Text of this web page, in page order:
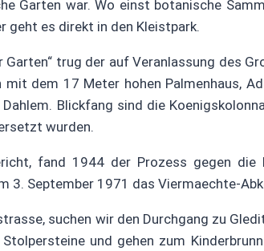
Garten war. Wo einst botanische
geht es direkt in den Kleistpark.
Garten“ trug der auf Veranlassung des
mit dem 17 Meter hohen Palmenhaus,
Blickfang sind die
wurden.
fand 1944 der Prozess gegen
3. September 1971 das Viermaechte-
suchen wir den Durchgang zu
und gehen zum